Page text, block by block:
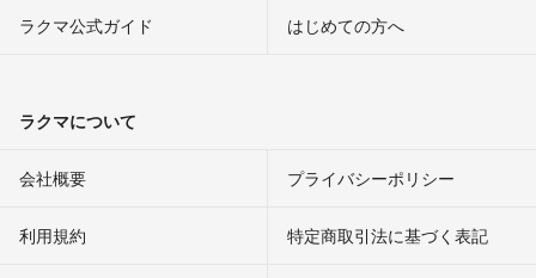
ラクマ公式ガイド はじめての方へ
ラクマについて
会社概要 プライバシーポリシー
利用規約 特定商取引法に基づく表記